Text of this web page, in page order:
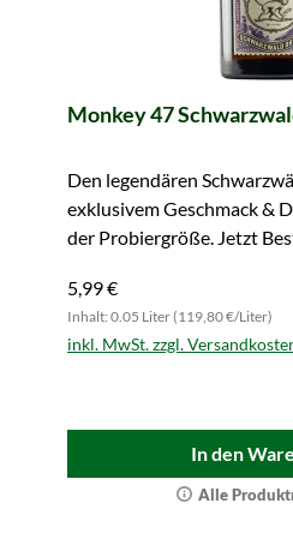
Monkey 47
Den legendären
exklusivem Geschmack &
der Probiergröße. Jetzt
5,99 €
Inhalt: 0.05 Liter (119,80 €/Liter)
inkl. MwSt. zzgl.
In den
Alle